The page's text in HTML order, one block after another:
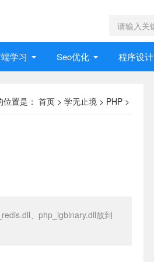
学习 Seo优化 程序设计
置是： 首页 > 学无止境 > PHP >
、php_igbinary.dll放到